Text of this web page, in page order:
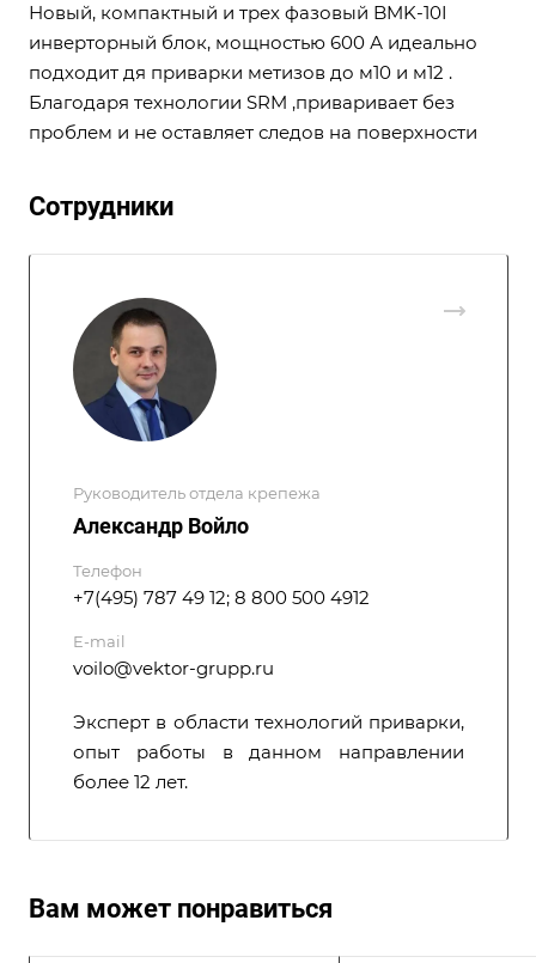
Новый, компактный и трех фазовый BMK-10I
инверторный блок, мощностью 600 А идеально
подходит дя приварки метизов до м10 и м12 .
Благодаря технологии SRM ,приваривает без
проблем и не оставляет следов на поверхности
Сотрудники
Руководитель отдела крепежа
Александр Войло
Телефон
+7(495) 787 49 12; 8 800 500 4912
E-mail
voilo@vektor-grupp.ru
Эксперт в области технологий приварки,
опыт работы в данном направлении
более 12 лет.
Вам может понравиться